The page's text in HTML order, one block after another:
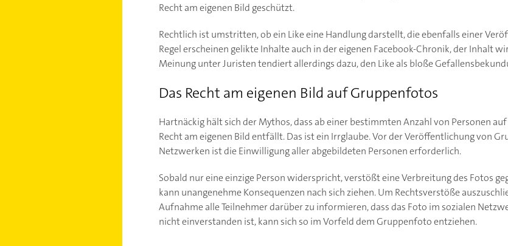
Recht am eigenen Bild geschützt.
Rechtlich ist umstritten, ob ein Like eine Handlung darstellt, die ebenfalls einer
Regel erscheinen gelikte Inhalte auch in der eigenen Facebook-Chronik, der Inhalt
Meinung unter Juristen tendiert allerdings dazu, den Like als bloße
Das Recht am eigenen Bild auf Gruppenfotos
Hartnäckig hält sich der Mythos, dass ab einer bestimmten Anzahl von Personen
Recht am eigenen Bild entfällt. Das ist ein Irrglaube. Vor der Veröffentlichung von
Netzwerken ist die Einwilligung aller abgebildeten Personen erforderlich.
Sobald nur eine einzige Person widerspricht, verstößt eine Verbreitung des Fotos
kann unangenehme Konsequenzen nach sich ziehen. Um Rechtsverstöße
Aufnahme alle Teilnehmer darüber zu informieren, dass das Foto im sozialen
nicht einverstanden ist, kann sich so im Vorfeld dem Gruppenfoto entziehen.